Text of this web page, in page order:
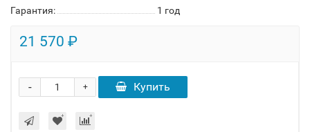
Гарантия:
1 год
21 570 ₽
+
- Купить